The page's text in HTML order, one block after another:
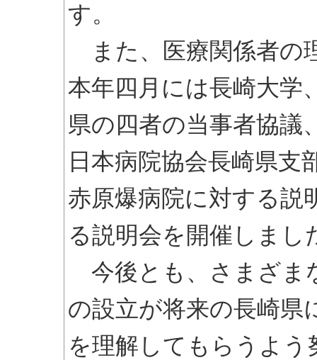
す。
また、医療関係者の
本年四月には長崎大学
県の四者の当事者協議
日本病院協会長崎県支
赤原爆病院に対する説
る説明会を開催しまし
今後とも、さまざま
の設立が将来の長崎県
を理解してもらうよ